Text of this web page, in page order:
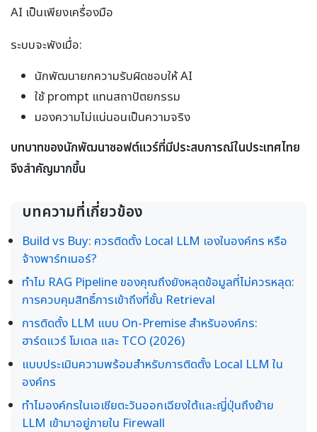
AI เป็นเพียงเครื่องมือ
ระบบจะพังเมื่อ:
นักพัฒนายกความรับผิดชอบให้ AI
ใช้ prompt แทนสถาปัตยกรรม
มองความไม่แน่นอนเป็นความจริง
บทบาทของนักพัฒนาซอฟต์แวร์ที่มีประสบการณ์ในประเทศไทย
จึงสำคัญมากขึ้น
บทความที่เกี่ยวข้อง
Build vs Buy: ควรติดตั้ง Local LLM เองในองค์กร หรือ
จ้างพาร์ทเนอร์?
ทำไม RAG Pipeline ของคุณถึงยังหลุดข้อมูลที่ไม่ควรหลุด:
การควบคุมสิทธิ์การเข้าถึงที่ชั้น Retrieval
การติดตั้ง LLM แบบ On-Premise สำหรับองค์กร:
ฮาร์ดแวร์ โมเดล และ TCO (2026)
แบบประเมินความพร้อมสำหรับการติดตั้ง Local LLM ใน
องค์กร
ทำไมองค์กรในเอเชียตะวันออกเฉียงใต้และญี่ปุ่นถึงย้าย
LLM เข้ามาอยู่ภายใน Firewall